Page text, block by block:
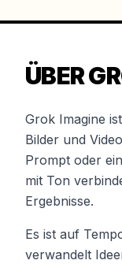
ÜBER
Grok Imagine
Bilder und
Prompt oder
mit Ton
Ergebnisse.
Es ist auf
verwandelt